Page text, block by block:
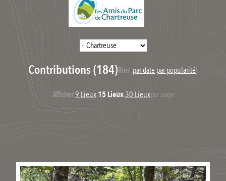
Contributions (184)Trier :par date,par popularité|
Afficher:9 Lieux,15 Lieux,30 Lieuxpar page